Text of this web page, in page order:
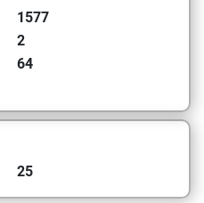
1577
2
64
25